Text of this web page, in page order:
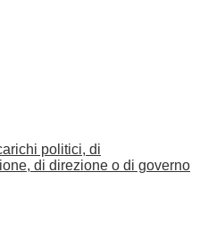
politici, di
di direzione o di governo